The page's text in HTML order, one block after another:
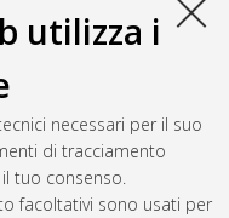
utilizza i
necessari per il suo
di tracciamento
tuo consenso.
facoltativi sono usati per